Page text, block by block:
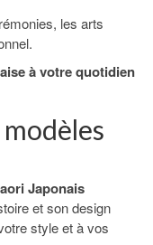
les arts
à votre quotidien
Japonais
et son design
style et à vos